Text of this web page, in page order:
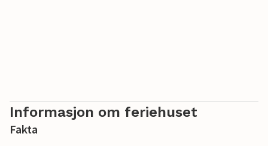
Informasjon om feriehuset
Fakta